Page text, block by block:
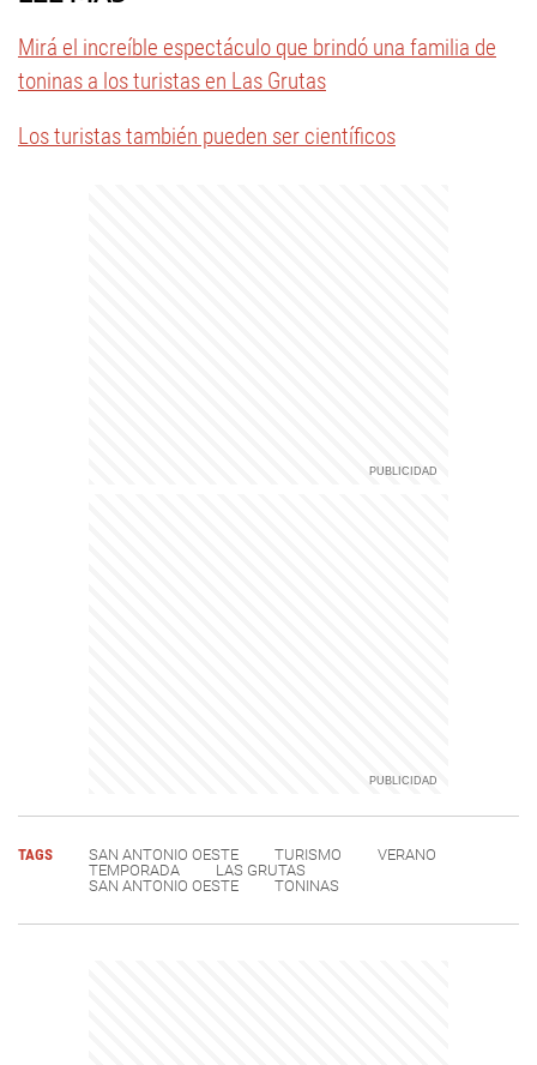
Mirá el increíble espectáculo que brindó una familia de
toninas a los turistas en Las Grutas
Los turistas también pueden ser científicos
TAGS SAN ANTONIO OESTE TURISMO
VERANO
TEMPORADA
LAS GRUTAS
SAN ANTONIO OESTE
TONINAS